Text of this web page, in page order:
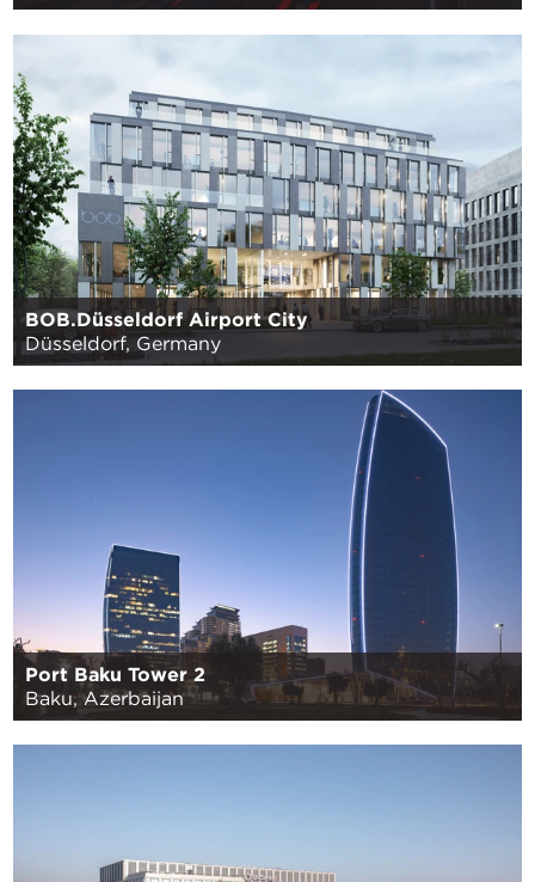
BOB.Düsseldorf Airport City
Düsseldorf, Germany
Port Baku Tower 2
Baku, Azerbaijan